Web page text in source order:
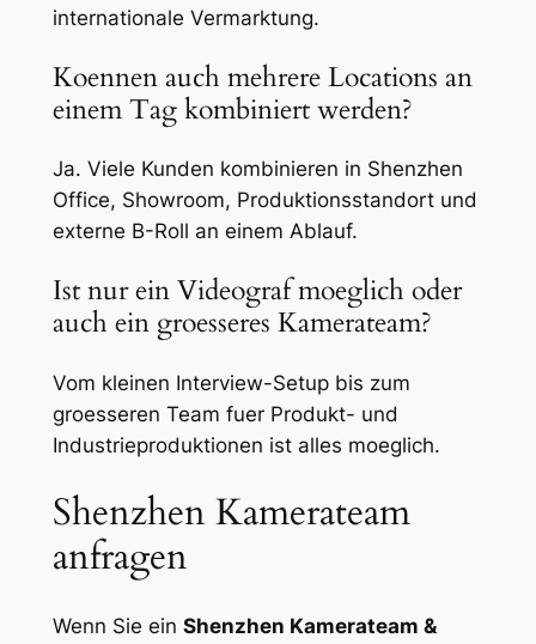
internationale Vermarktung.
Koennen auch mehrere Locations an
einem Tag kombiniert werden?
Ja. Viele Kunden kombinieren in Shenzhen
Office, Showroom, Produktionsstandort und
externe B-Roll an einem Ablauf.
Ist nur ein Videograf moeglich oder
auch ein groesseres Kamerateam?
Vom kleinen Interview-Setup bis zum
groesseren Team fuer Produkt- und
Industrieproduktionen ist alles moeglich.
Shenzhen Kamerateam
anfragen
Wenn Sie ein Shenzhen Kamerateam &